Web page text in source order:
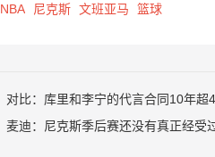
NBA 尼克斯 文班亚马 篮球
对比：库里和李宁的代言合同10年
麦迪：尼克斯季后赛还没有真正经受